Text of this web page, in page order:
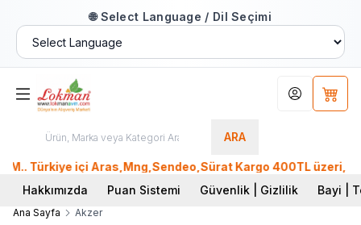
🌐 Select Language / Dil Seçimi
ARA
Hesabım
içi Aras,Mng,Sendeo,Sürat Kargo 400TL üzeri, Ptt
Hakkımızda
Puan Sistemi Güvenlik | Gizlilik Bayi |
Ana Sayfa Akzer